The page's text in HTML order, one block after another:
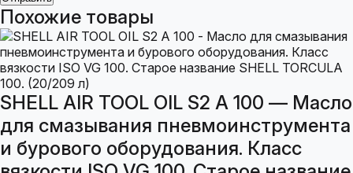
Похожие товары
SHELL AIR TOOL OIL S2 A 100 — Масло
для смазывания пневмоинструмента
и бурового оборудования. Класс